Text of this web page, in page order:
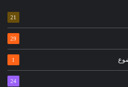
21
29
1
24